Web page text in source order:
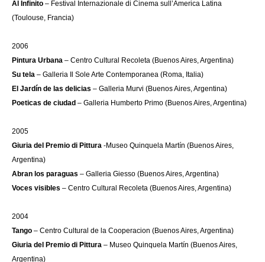
Al Infinito – Festival Internazionale di Cinema sull’America Latina
(Toulouse, Francia)
2006
Pintura Urbana – Centro Cultural Recoleta (Buenos Aires, Argentina)
Su tela – Galleria Il Sole Arte Contemporanea (Roma, Italia)
El Jardín de las delicias – Galleria Murvi (Buenos Aires, Argentina)
Poeticas de ciudad – Galleria Humberto Primo (Buenos Aires, Argentina)
2005
Giuria del Premio di Pittura -Museo Quinquela Martín (Buenos Aires,
Argentina)
Abran los paraguas – Galleria Giesso (Buenos Aires, Argentina)
Voces visibles – Centro Cultural Recoleta (Buenos Aires, Argentina)
2004
Tango – Centro Cultural de la Cooperacion (Buenos Aires, Argentina)
Giuria del Premio di Pittura – Museo Quinquela Martín (Buenos Aires,
Argentina)